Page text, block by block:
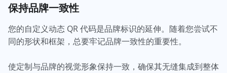
保持品牌一致性
您的自定义动态 QR 代码是品牌标识的延伸。随着您尝试不
同的形状和框架，总要牢记品牌一致性的重要性。
使定制与品牌的视觉形象保持一致，确保其无缝集成到整体